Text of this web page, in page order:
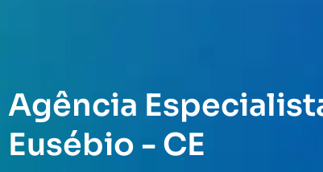
Agência
Eusébio - CE